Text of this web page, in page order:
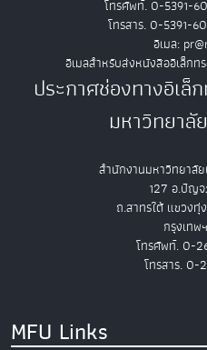
โทรศัพท์. 0-5391-
โทรสาร. 0-5391-
อีเมล:
อีเมลสำหรับส่งหนังสืออิเล็ก
ประกาศช่องทางอิเ
มหาวิทยาลั
สำนักงานมหาวิทยาลั
127 อ.ปัญ
ถ.สาทรใต้ แขวงทุ่
กรุงเทพ
โทรศัพท์. 0-
โทรสาร.
MFU Links